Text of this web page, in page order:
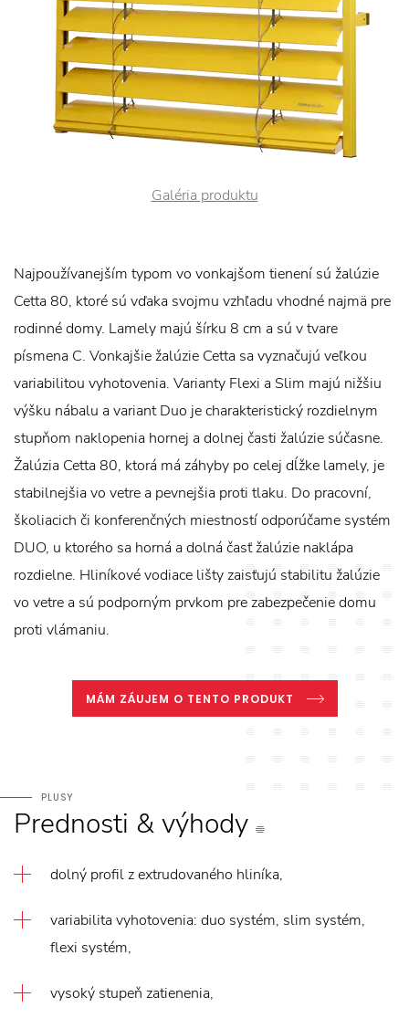
Galéria produktu
Najpoužívanejším typom vo vonkajšom tienení sú žalúzie
Cetta 80, ktoré sú vďaka svojmu vzhľadu vhodné najmä pre
rodinné domy. Lamely majú šírku 8 cm a sú v tvare
písmena C. Vonkajšie žalúzie Cetta sa vyznačujú veľkou
variabilitou vyhotovenia. Varianty Flexi a Slim majú nižšiu
výšku nábalu a variant Duo je charakteristický rozdielnym
stupňom naklopenia hornej a dolnej časti žalúzie súčasne.
Žalúzia Cetta 80, ktorá má záhyby po celej dĺžke lamely, je
stabilnejšia vo vetre a pevnejšia proti tlaku. Do pracovní,
školiacich či konferenčných miestností odporúčame systém
DUO, u ktorého sa horná a dolná časť žalúzie naklápa
rozdielne. Hliníkové vodiace lišty zaisťujú stabilitu žalúzie
vo vetre a sú podporným prvkom pre zabezpečenie domu
proti vlámaniu.
MÁM ZÁUJEM O TENTO PRODUKT
PLUSY
Prednosti &výhody
dolný profil z extrudovaného hliníka,
variabilita vyhotovenia: duo systém, slim systém,
flexi systém,
vysoký stupeň zatienenia,